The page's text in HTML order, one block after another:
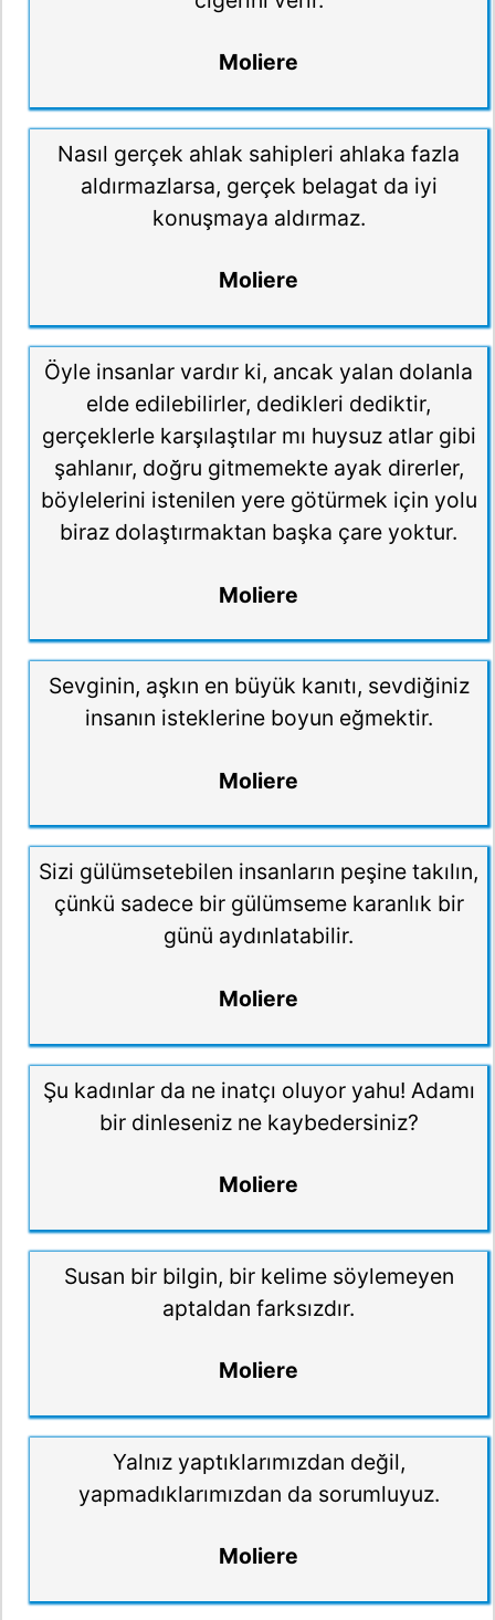
Moliere
Nasıl gerçek ahlak sahipleri ahlaka fazla
aldırmazlarsa, gerçek belagat da iyi
konuşmaya aldırmaz.
Moliere
Öyle insanlar vardır ki, ancak yalan dolanla
elde edilebilirler, dedikleri dediktir,
gerçeklerle karşılaştılar mı huysuz atlar gibi
şahlanır, doğru gitmemekte ayak direrler,
böylelerini istenilen yere götürmek için yolu
biraz dolaştırmaktan başka çare yoktur.
Moliere
Sevginin, aşkın en büyük kanıtı, sevdiğiniz
insanın isteklerine boyun eğmektir.
Moliere
Sizi gülümsetebilen insanların peşine takılın,
çünkü sadece bir gülümseme karanlık bir
günü aydınlatabilir.
Moliere
Şu kadınlar da ne inatçı oluyor yahu! Adamı
bir dinleseniz ne kaybedersiniz?
Moliere
Susan bir bilgin, bir kelime söylemeyen
aptaldan farksızdır.
Moliere
Yalnız yaptıklarımızdan değil,
yapmadıklarımızdan da sorumluyuz.
Moliere